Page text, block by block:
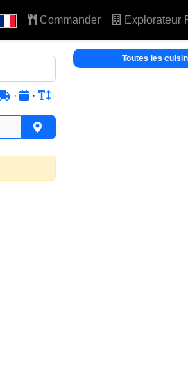
Commander Explorateur
· ·
Toutes les